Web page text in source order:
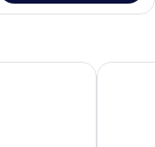
District Hyatt